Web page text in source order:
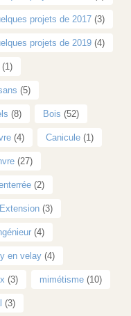
projets de 2017 (3)
projets de 2019 (4)
(1)
(5)
(8) Bois (52)
(4) Canicule (1)
(27)
(2)
Extension (3)
(4)
en velay (4)
(3) mimétisme (10)
(3)